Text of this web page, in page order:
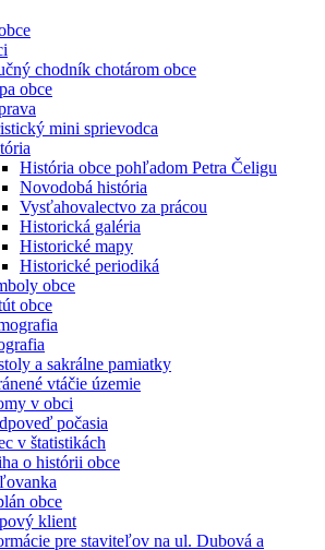
chodník chotárom obce
obce
mini sprievodca
História obce pohľadom Petra Čeligu
Novodobá história
Vysťahovalectvo za prácou
Historická galéria
Historické mapy
Historické periodiká
obce
obce
a sakrálne pamiatky
vtáčie územie
v obci
počasia
v štatistikách
o histórii obce
obce
klient
pre staviteľov na ul. Dubová a